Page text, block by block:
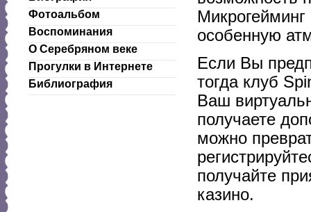
Фотоальбом
Воспоминания
О Серебряном веке
Прогулки в Интернете
Библиография
особенную
Если Вы
тогда клуб
Ваш
получаете
можно
получайте
казино.